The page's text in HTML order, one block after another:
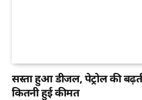
सस्ता हुआ डीजल, पेट्रोल की
कितनी हुई कीमत